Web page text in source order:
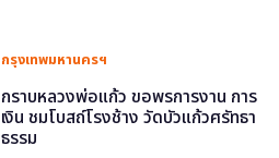
กรุงเทพมหานครฯ
กราบหลวงพ่อแก้ว ขอพรการงาน การ
เงิน ชมโบสถ์โรงช้าง วัดบัวแก้วศรัทธา
ธรรม